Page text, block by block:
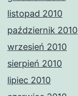
listopad 2010
październik 2010
wrzesień 2010
sierpień 2010
lipiec 2010